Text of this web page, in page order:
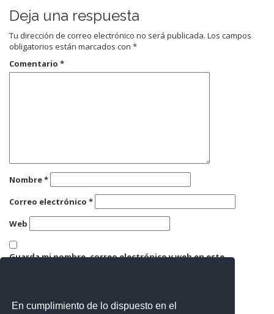
En cumplimiento de lo dispuesto en el
Deja una respuesta
Tu dirección de correo electrónico no será publicada. Los campos
obligatorios están marcados con *
Comentario *
Nombre*
Correo electrónico *
Web
Guarda mi nombre, correo electrónico y web en este